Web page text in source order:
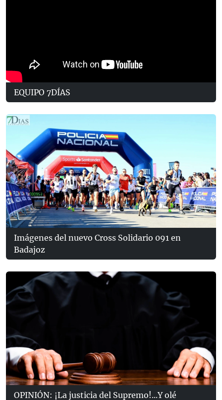
EQUIPO 7DÍAS
Imágenes del nuevo Cross Solidario 091 en
Badajoz
OPINIÓN: ¡La justicia del Supremo!...Y olé